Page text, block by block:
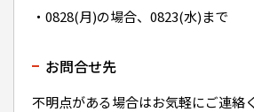
・0828(月)の場合、0823(水)まで
お問合せ先
不明点がある場合はお気軽にご連絡